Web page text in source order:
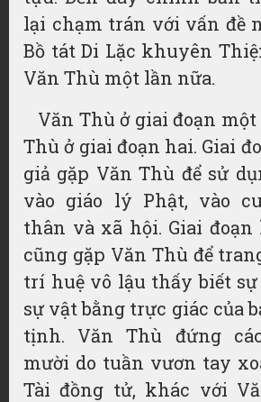
lại chạm trán với vấn đề
Bồ tát Di Lặc khuyên
Văn Thù một lần nữa.
Văn Thù ở giai đoạn
Thù ở giai đoạn hai. Giai
giả gặp Văn Thù để sử
vào giáo lý Phật, vào
thân và xã hội. Giai
cũng gặp Văn Thù để
trí huệ vô lậu thấy biết
sự vật bằng trực giác của
tịnh. Văn Thù đứng
mười do tuần vươn tay
Tài đồng tử, khác với